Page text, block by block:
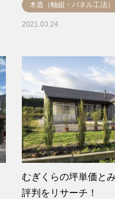
木造（軸組・パネル工法）
2021.03.24
むぎくらの坪単価と
評判をリサーチ！